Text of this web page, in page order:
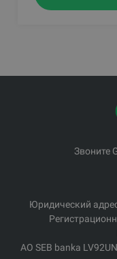
Звоните
Юридический
АО SEB banka